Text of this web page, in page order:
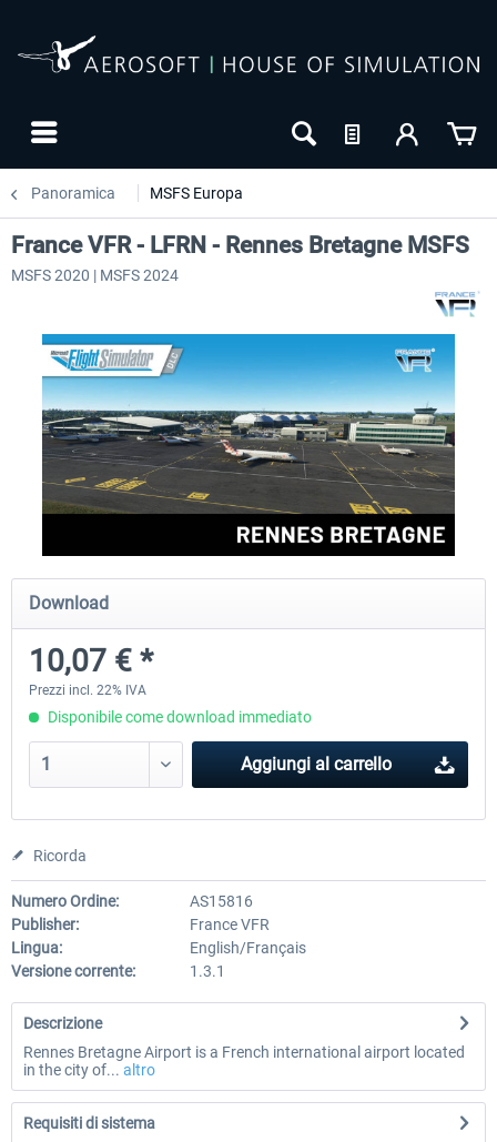
Panoramica MSFS Europa
Aerosoft Airport Cologne/Bonn
18,40 € *
sim-wings Hamburg
France VFR - LFRN - Rennes Bretagne MSFS
MSFS 2020 | MSFS 2024
Download
10,07 € *
Prezzi incl. 22% IVA
Disponibile come download immediato
Aggiungi al carrello
Ricorda
Numero Ordine:
AS15816
Publisher:
France VFR
Lingua:
English/Français
Versione corrente:
1.3.1
Descrizione
Rennes Bretagne Airport is a French international airport located
in the city of... altro
Requisiti di sistema